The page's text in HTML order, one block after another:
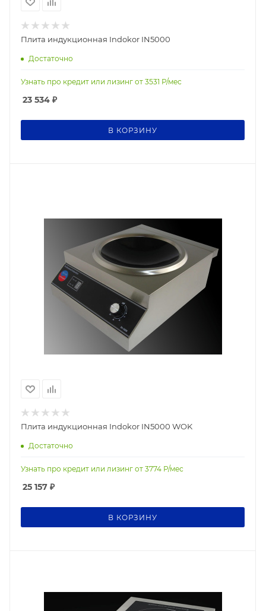
Плита индукционная Indokor IN5000
Достаточно
Узнать про кредит или лизинг от 3531 Р/мес
23 534 ₽
В КОРЗИНУ
Плита индукционная Indokor IN5000 WOK
Достаточно
Узнать про кредит или лизинг от 3774 Р/мес
25 157 ₽
В КОРЗИНУ